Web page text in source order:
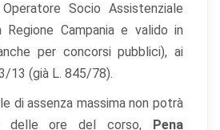
Socio Assistenziale
Campania e valido in
per concorsi pubblici), ai
13 (già L. 845/78).
di assenza massima non potrà
delle ore del corso, Pena